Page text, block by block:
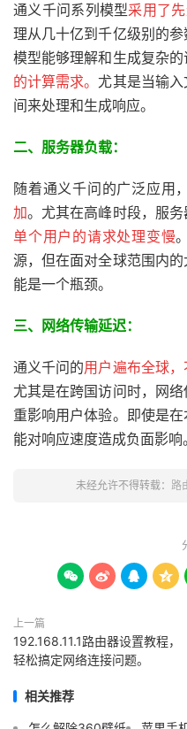
通义千问系列模型采用了
理从几十亿到千亿级别的
模型能够理解和生成复杂
的计算需求。尤其是当输
间来处理和生成响应。
二、服务器负载：
随着通义千问的广泛应用
加。尤其在高峰时段，服
单个用户的请求处理变慢
源，但在面对全球范围内
能是一个瓶颈。
三、 网络传输延迟：
通义千问的用户遍布全球
尤其是在跨国访问时，网
重影响用户体验。即使是
能对响应速度造成负面影响。
未经允许不得转载： 路
   
上一篇
192.168.11.1路由器设置教程，
轻松搞定网络连接问题。
相关推荐